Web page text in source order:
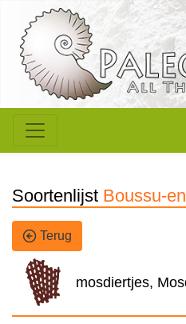
Soortenlijst Boussu-
Terug
mosdiertjes,